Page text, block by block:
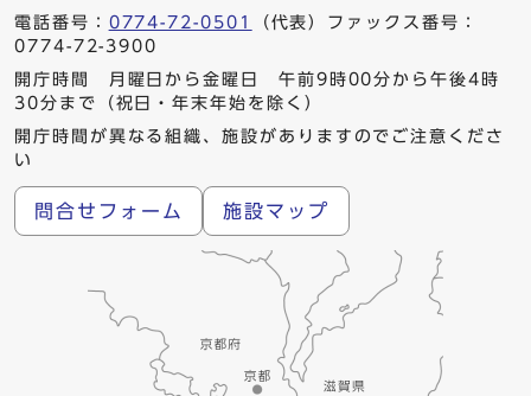
電話番号： 0774-72-0501
（代表）ファックス番号：
0774-72-3900
開庁時間 月曜日から金曜日 午前9時00分から午後4時
30分まで（祝日・年末年始を除く）
開庁時間が異なる組織、施設がありますのでご注意くださ
い
問合せフォーム 施設マップ